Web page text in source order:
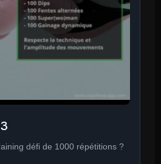
défi de 1000 répétitions ?